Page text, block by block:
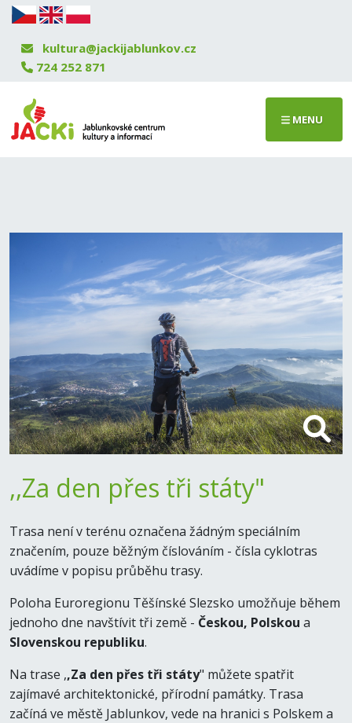
kultura@jackijablunkov.cz
724 252 871
MENU
,,Za den přes tři státy"
Trasa není v terénu označena žádným speciálním
značením, pouze běžným číslováním - čísla cyklotras
uvádíme v popisu průběhu trasy.
Poloha Euroregionu Těšínské Slezsko umožňuje během
jednoho dne navštívit tři země - Českou, Polskou a
Slovenskou republiku.
Na trase ,,Za den přes tři státy" můžete spatřit
zajímavé architektonické, přírodní památky. Trasa
začíná ve městě Jablunkov, vede na hranici s Polskem a